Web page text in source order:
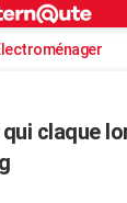
claque